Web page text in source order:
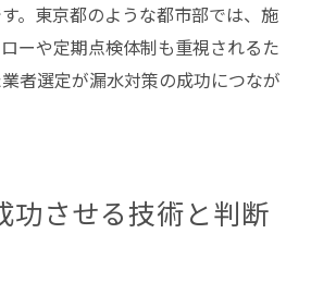
。東京都のような都市部では、施
ーや定期点検体制も重視されるた
者選定が漏水対策の成功につなが
功させる技術と判断